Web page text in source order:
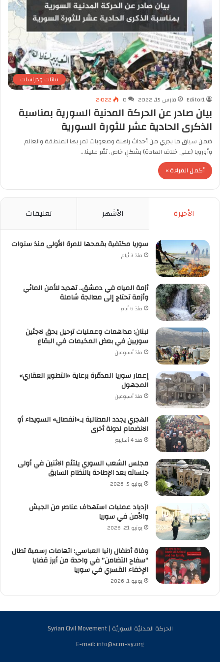
بيانات ودراسات
Editor1
مارس 15, 2022 0 2٬022
بيان صادر عن الحركة المدنية السورية بمناسبة
الذكرى الحادية عشر للثورة السورية
ضمن سياق ما يجري من أحداث راهنة وصعوبات تمر بها المنطقة والعالم
وأوروبا (على خلاف العادة) بشكلٍ خاص. تمُر علينا…
أكمل القراءة »
الأخيرة الأشهر تعليقات
سوريا مكتفية بقمحها للمرة الأولى منذ سنوات
منذ 3 أيام
أزمة المياه في دمشق.. تهديد للأمن المائي
وأزمة تحتاج إلى معالجة شاملة
منذ 6 أيام
لبنان: مداهمات وعمليات ترحيل بحق لاجئين
سوريين في بعض المخيمات في البقاع
منذ أسبوعين
إعمار سوريا المدمّرة برعاية «التطوير العقاري»
المجهول
منذ أسبوعين
الهجري يجدد المطالبة بـ«انفصال» السويداء أو
الانضمام لدولة أخرى
منذ 4 أسابيع
مجلس الشعب السوري يلتئم الاثنين في أولى
جلساته بعد الإطاحة بالنظام السابق
يوليو 5, 2026
ازدياد عمليات استهداف عناصر من الجيش
والأمن في سوريا
يونيو 21, 2026
وفاة أطفال رانيا العباسي: اتهامات رسمية تطال
“سفاح التضامن” في واحدة من أبرز قضايا
الإخفاء القسري في سوريا
يونيو 1, 2026
الحركة المدنيّة السوريّة | Syrian Civil Movement
E-mail: info@scm-sy.org